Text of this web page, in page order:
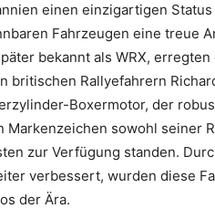
einen einzigartigen
Fahrzeugen eine treue
bekannt als WRX, erregten
britischen Rallyefahrern
Boxermotor, der
sowohl seiner
zur Verfügung standen.
verbessert, wurden diese
der Ära.